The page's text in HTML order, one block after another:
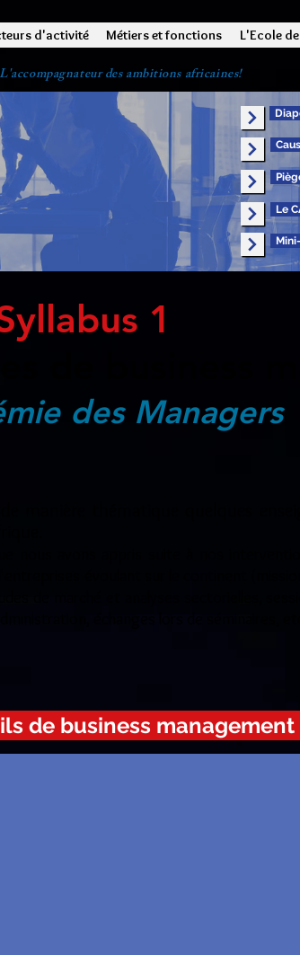
d'activité Métiers et fonctions L'Ecole
L'accompagnateur des ambitions africaines!
Le
1
des Managers
de business management